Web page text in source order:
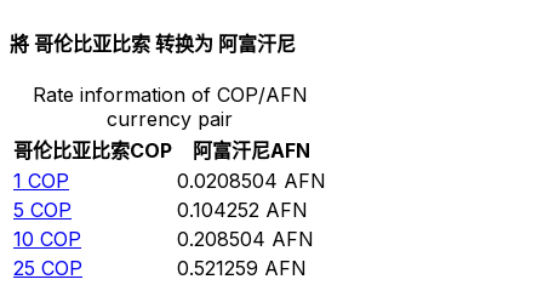
將 哥伦比亚比索 转换为 阿富汗尼
Rate information of COP/AFN
currency pair
哥伦比亚比索COP 阿富汗尼AFN
1 COP 0.0208504 AFN
5 COP 0.104252 AFN
10 COP 0.208504 AFN
25 COP 0.521259 AFN